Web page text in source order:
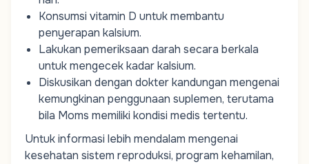
Konsumsi vitamin D untuk membantu
penyerapan kalsium.
Lakukan pemeriksaan darah secara berkala
untuk mengecek kadar kalsium.
Diskusikan dengan dokter kandungan mengenai
kemungkinan penggunaan suplemen, terutama
bila Moms memiliki kondisi medis tertentu.
Untukinformasi lebih mendalam mengenai
kesehatan sistem reproduksi, program kehamilan,